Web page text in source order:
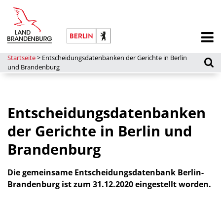
Startseite> Entscheidungsdatenbanken der Gerichte in Berlin
und Brandenburg
Entscheidungsdatenbanken
der Gerichte in Berlin und
Brandenburg
Die gemeinsame Entscheidungsdatenbank Berlin-
Brandenburg ist zum 31.12.2020 eingestellt worden.